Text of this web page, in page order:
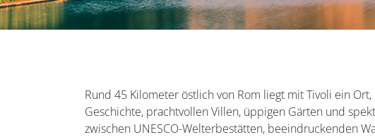
Rund 45 Kilometer östlich von Rom liegt mit Tivoli ein
Geschichte, prachtvollen Villen, üppigen Gärten und
zwischen UNESCO-Welterbestätten, beeindruckenden